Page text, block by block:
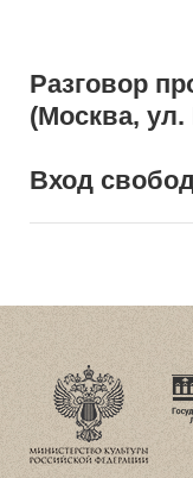
Разговор
(Москва,
Вход